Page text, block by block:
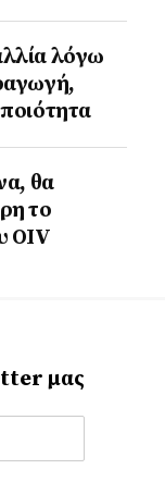
λόγω
θα
το
ΟΙV
μας